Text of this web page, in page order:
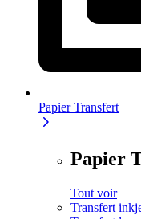
Papier Transfert
Papier
Tout voir
Transfert